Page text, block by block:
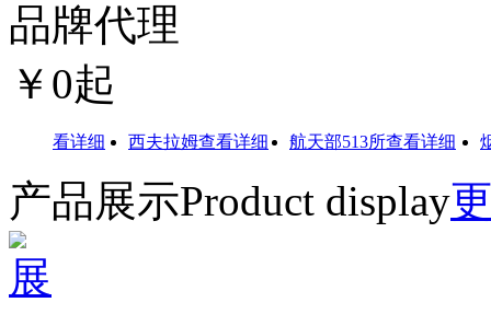
品牌代理
￥ 0起
查看详细 西夫拉姆查看详细 航天部513所查看详细 烟台
产品展示Product display